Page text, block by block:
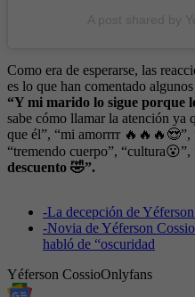
Como era de esperarse, las
es lo que han comentado
“Y mi marido lo sigue porque
sabe cómo llamar la atención ya
que él”, “mi amorrrr 🔥🔥🔥😍”,
“tremendo cuerpo”, “cultura😮”,
descuento 🤣”.
-La decepción de
-Novia de Yéferson
habló de “oscuridad
Yéferson CossioOnlyfans